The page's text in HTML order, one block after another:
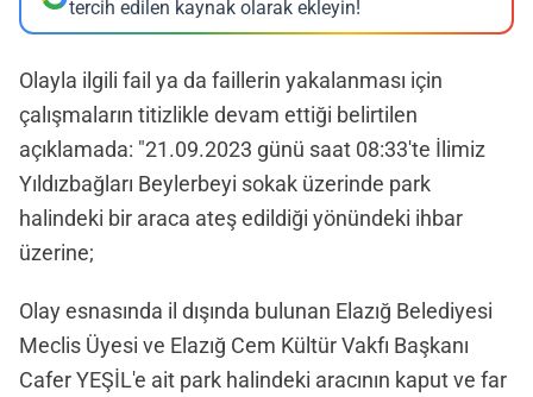
tercih edilen kaynak olarak ekleyin!
Olayla ilgili fail ya da faillerin yakalanması için
çalışmaların titizlikle devam ettiği belirtilen
açıklamada: "21.09.2023 günü saat 08:33'te İlimiz
Yıldızbağları Beylerbeyi sokak üzerinde park
halindeki bir araca ateş edildiği yönündeki ihbar
üzerine;
Olay esnasında il dışında bulunan Elazığ Belediyesi
Meclis Üyesi ve Elazığ Cem Kültür Vakfı Başkanı
Cafer YEŞİL'e ait park halindeki aracının kaput ve far